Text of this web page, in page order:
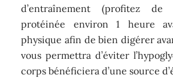
d’entraînement (profitez
protéinée environ 1 heure
physique afin de bien digérer
vous permettra d’éviter
corps bénéficiera d’une source